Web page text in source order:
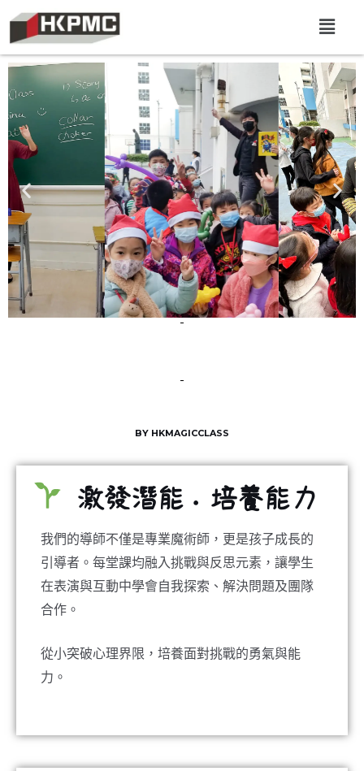
BY HKMAGICCLASS
激發潛能．培養能力
我們的導師不僅是專業魔術師，更是孩子成長的
引導者。每堂課均融入挑戰與反思元素，讓學生
在表演與互動中學會自我探索、解決問題及團隊
合作。
從小突破心理界限，培養面對挑戰的勇氣與能
力。